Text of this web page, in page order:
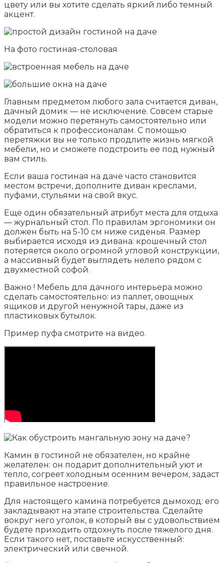
цвету или вы хотите сделать яркий либо темный
акцент.
На фото гостиная-столовая
Главным предметом любого зала считается диван,
дачный домик — не исключение. Совсем старые
модели можно перетянуть самостоятельно или
обратиться к профессионалам. С помощью
перетяжки вы не только продлите жизнь мягкой
мебели, но и сможете подстроить ее под нужный
вам стиль.
Если ваша гостиная на даче часто становится
местом встречи, дополните диван креслами,
пуфами, стульями на свой вкус.
Еще один обязательный атрибут места для отдыха
— журнальный стол. По правилам эргономики он
должен быть на 5-10 см ниже сиденья. Размер
выбирается исходя из дивана: крошечный стол
потеряется около огромной угловой конструкции,
а массивный будет выглядеть нелепо рядом с
двухместной софой.
Важно ! Мебель для дачного интерьера можно
сделать самостоятельно: из паллет, овощных
ящиков и другой ненужной тары, даже из
пластиковых бутылок.
Пример пуфа смотрите на видео.
Камин в гостиной не обязателен, но крайне
желателен: он подарит дополнительный уют и
тепло, согреет холодным осенним вечером, задаст
правильное настроение.
Для настоящего камина потребуется дымоход: его
закладывают на этапе строительства. Сделайте
вокруг него уголок, в который вы с удовольствием
будете приходить отдохнуть после тяжелого дня.
Если такого нет, поставьте искусственный:
электрический или свечной.